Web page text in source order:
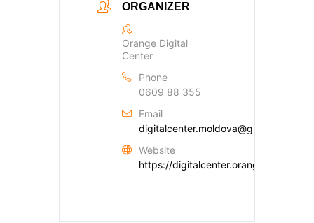
ORGANIZER
Orange Digital
Center
Phone
0609 88 355
Email
digitalcenter.moldova@gmail.com
Website
https://digitalcenter.orange.md/